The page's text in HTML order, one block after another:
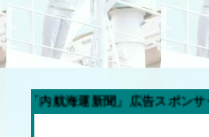
海運新聞」広告スポンサー企業